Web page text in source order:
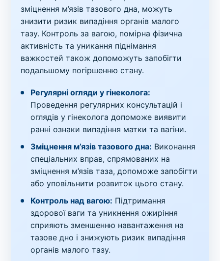
зміцнення м’язів тазового дна, можуть
знизити ризик випадіння органів малого
тазу. Контроль за вагою, помірна фізична
активність та уникання піднімання
важкостей також допоможуть запобігти
подальшому погіршенню стану.
Регулярні огляди у гінеколога:
Проведення регулярних консультацій і
оглядів у гінеколога допоможе виявити
ранні ознаки випадіння матки та вагіни.
Зміцнення м’язів тазового дна: Виконання
спеціальних вправ, спрямованих на
зміцнення м’язів таза, допоможе запобігти
або уповільнити розвиток цього стану.
Контроль над вагою: Підтримання
здорової ваги та уникнення ожиріння
сприяють зменшенню навантаження на
тазове дно і знижують ризик випадіння
органів малого тазу.